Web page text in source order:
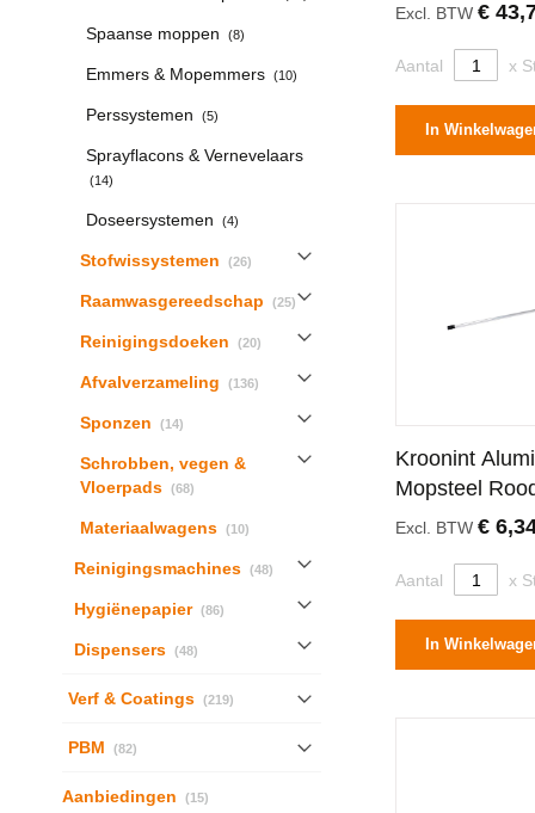
Excl. BTW €
Aantal x
In
Kroonint
Mopsteel
Centimeter
Excl. BTW €
Aantal x
In
Spaanse moppen 8producten
Emmers & Mopemmers 10producten
Perssystemen 5producten
Sprayflacons & Vernevelaars
14producten
Doseersystemen 4producten
Stofwissystemen 26producten
Raamwasgereedschap 25producten
Reinigingsdoeken 20producten
Afvalverzameling 136producten
Sponzen 14producten
Schrobben, vegen &
Vloerpads
68producten
Materiaalwagens 10producten
Reinigingsmachines 48producten
Hygiënepapier 86producten
Dispensers 48producten
Verf & Coatings 219producten
PBM 82producten
Aanbiedingen 15producten